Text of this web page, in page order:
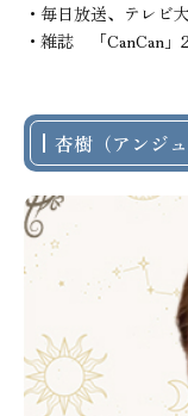
・毎日放送、テレビ
・雑誌　「CanCan
杏樹（アンジ